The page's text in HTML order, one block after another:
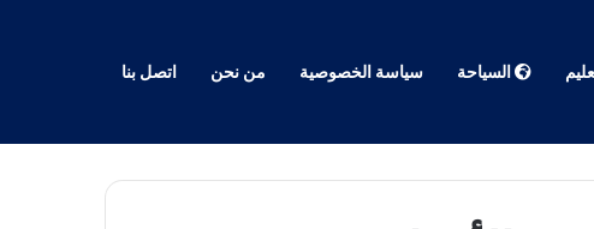
السياحة سياسة الخصوصية من نحن اتصل بنا